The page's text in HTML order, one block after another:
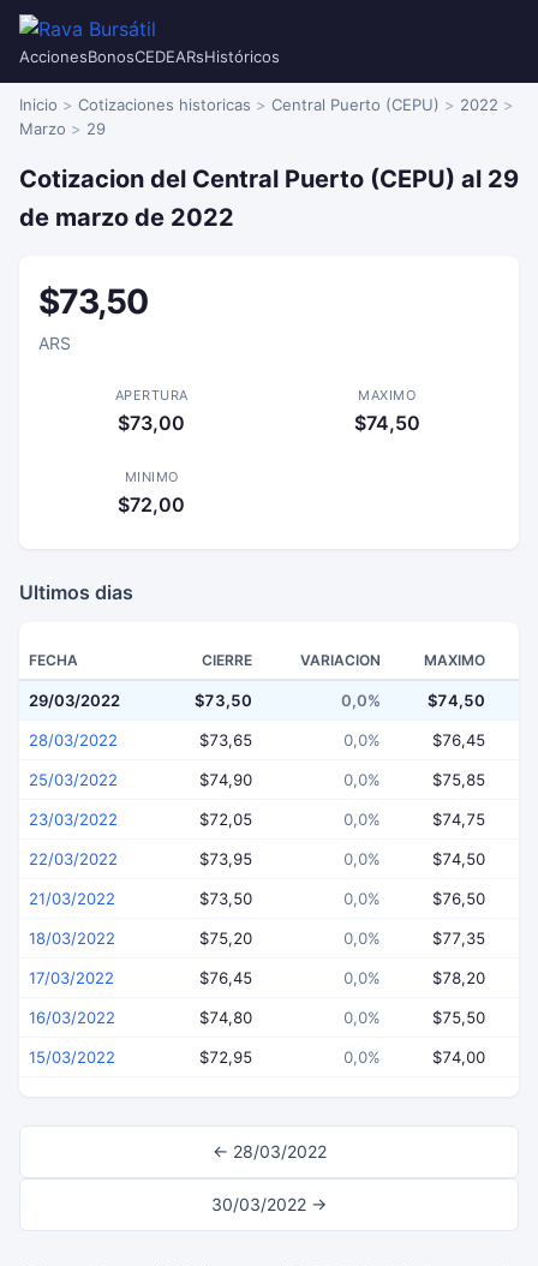
AccionesBonosCEDEARsHistóricos
Inicio Cotizaciones historicas Central Puerto (CEPU)
2022
Marzo
29
Cotizacion del Central Puerto (CEPU) al 29
de marzo de 2022
$73,50
ARS
APERTURA
$73,00
MAXIMO
$74,50
MINIMO
$72,00
Ultimos dias
FECHA CIERRE VARIACION MAXIMO
29/03/2022 $73,50 0,0% $74,50
28/03/2022 $73,65 0,0% $76,45
25/03/2022 $74,90 0,0% $75,85
23/03/2022 $72,05 0,0% $74,75
22/03/2022 $73,95 0,0% $74,50
21/03/2022 $73,50 0,0% $76,50
18/03/2022 $75,20 0,0% $77,35
17/03/2022 $76,45 0,0% $78,20
16/03/2022 $74,80 0,0% $75,50
15/03/2022 $72,95 0,0% $74,00
← 28/03/2022
30/03/2022 →